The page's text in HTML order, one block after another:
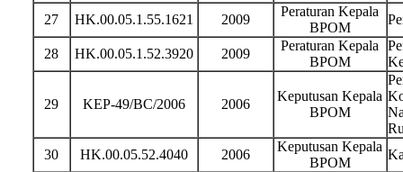
27
HK.00.05.1.55.1621 2009
Peraturan Kepala
BPOM
28 HK.00.05.1.52.3920 2009
Peraturan Kepala
BPOM
29 KEP-49/BC/2006 2006
Keputusan Kepala
BPOM
30
HK.00.05.52.4040 2006
Keputusan Kepala
BPOM